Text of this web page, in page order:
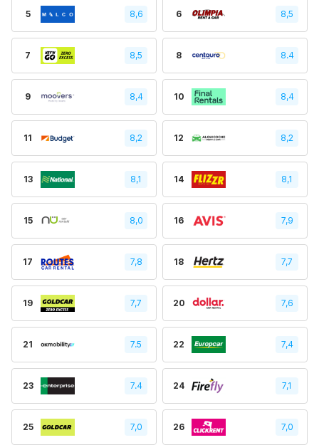
5 8,6 6 8,5
7 8,5 8 8.4
9 8,4 10 8,4
11 8,2 12 8,2
13 8,1 14 8,1
15 8,0 16 7,9
17 7,8 18 7,7
19 7,7 20 7,6
21 7.5 22 7,4
23 7.4 24 7,1
25 7,0 26 7,0